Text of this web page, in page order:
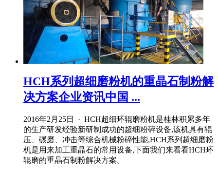
HCH系列超细磨粉机的重晶石制粉解
决方案企业资讯中国 ...
2016年2月25日 · HCH超细环辊磨粉机是桂林积累多年
的生产研发经验新研制成功的超细粉碎设备,该机具有辊
压、碾磨、冲击等综合机械粉碎性能,HCH系列超细磨粉
机是用来加工重晶石的常用设备,下面我们来看看HCH环
辊磨的重晶石制粉解决方案。